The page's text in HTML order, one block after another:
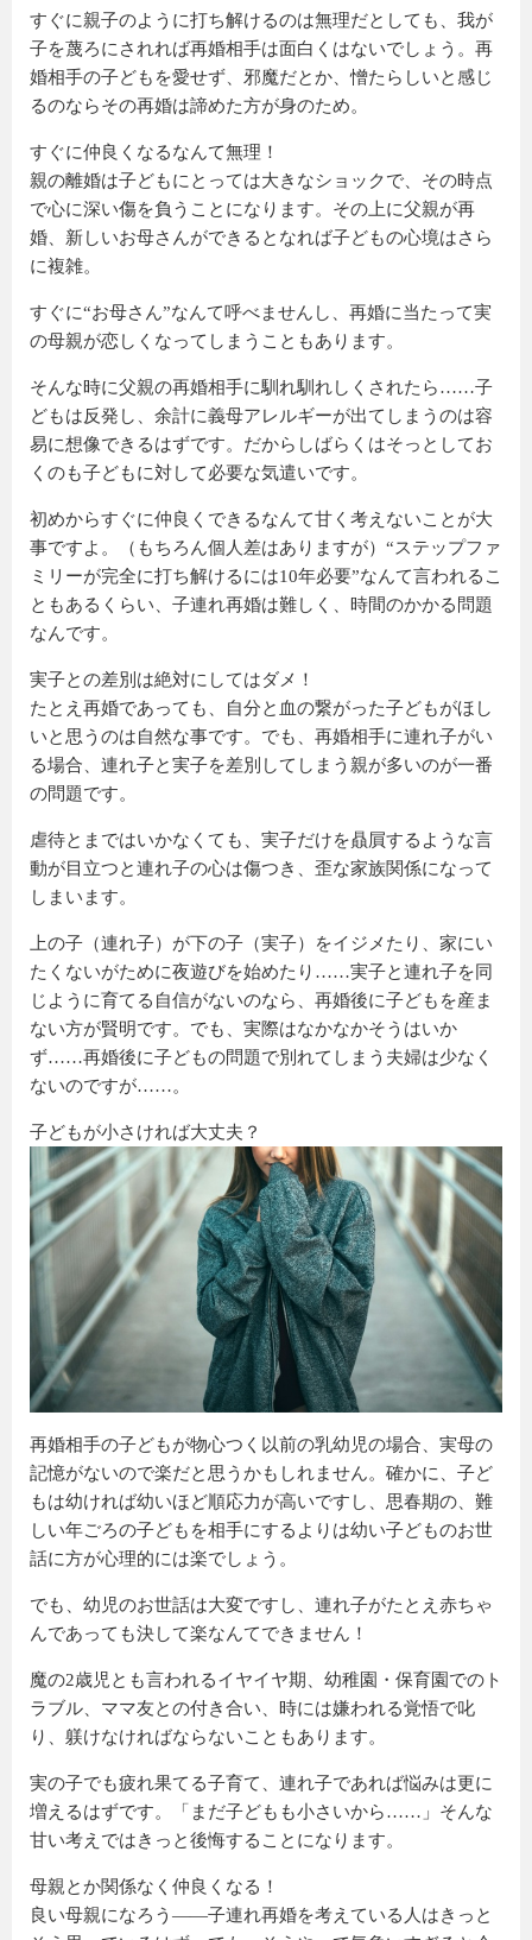
すぐに親子のように打ち解けるのは無理だとしても、我が
子を蔑ろにされれば再婚相手は面白くはないでしょう。再
婚相手の子どもを愛せず、邪魔だとか、憎たらしいと感じ
るのならその再婚は諦めた方が身のため。
すぐに仲良くなるなんて無理！
親の離婚は子どもにとっては大きなショックで、その時点
で心に深い傷を負うことになります。その上に父親が再
婚、新しいお母さんができるとなれば子どもの心境はさら
に複雑。
すぐに“お母さん”なんて呼べませんし、再婚に当たって実
の母親が恋しくなってしまうこともあります。
そんな時に父親の再婚相手に馴れ馴れしくされたら……子
どもは反発し、余計に義母アレルギーが出てしまうのは容
易に想像できるはずです。だからしばらくはそっとしてお
くのも子どもに対して必要な気遣いです。
初めからすぐに仲良くできるなんて甘く考えないことが大
事ですよ。（もちろん個人差はありますが）“ステップファ
ミリーが完全に打ち解けるには10年必要”なんて言われるこ
ともあるくらい、子連れ再婚は難しく、時間のかかる問題
なんです。
実子との差別は絶対にしてはダメ！
たとえ再婚であっても、自分と血の繋がった子どもがほし
いと思うのは自然な事です。でも、再婚相手に連れ子がい
る場合、連れ子と実子を差別してしまう親が多いのが一番
の問題です。
虐待とまではいかなくても、実子だけを贔屓するような言
動が目立つと連れ子の心は傷つき、歪な家族関係になって
しまいます。
上の子（連れ子）が下の子（実子）をイジメたり、家にい
たくないがために夜遊びを始めたり……実子と連れ子を同
じように育てる自信がないのなら、再婚後に子どもを産ま
ない方が賢明です。でも、実際はなかなかそうはいか
ず……再婚後に子どもの問題で別れてしまう夫婦は少なく
ないのですが……。
子どもが小さければ大丈夫？
再婚相手の子どもが物心つく以前の乳幼児の場合、実母の
記憶がないので楽だと思うかもしれません。確かに、子ど
もは幼ければ幼いほど順応力が高いですし、思春期の、難
しい年ごろの子どもを相手にするよりは幼い子どものお世
話に方が心理的には楽でしょう。
でも、幼児のお世話は大変ですし、連れ子がたとえ赤ちゃ
んであっても決して楽なんてできません！
魔の2歳児とも言われるイヤイヤ期、幼稚園・保育園でのト
ラブル、ママ友との付き合い、時には嫌われる覚悟で叱
り、躾けなければならないこともあります。
実の子でも疲れ果てる子育て、連れ子であれば悩みは更に
増えるはずです。「まだ子どもも小さいから……」そんな
甘い考えではきっと後悔することになります。
母親とか関係なく仲良くなる！
良い母親になろう――子連れ再婚を考えている人はきっと